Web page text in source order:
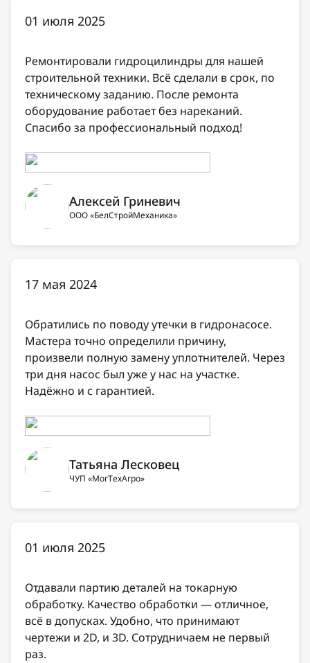
01 июля 2025
Ремонтировали гидроцилиндры для нашей
строительной техники. Всё сделали в срок, по
техническому заданию. После ремонта
оборудование работает без нареканий.
Спасибо за профессиональный подход!
Алексей Гриневич
ООО «БелСтройМеханика»
17 мая 2024
Обратились по поводу утечки в гидронасосе.
Мастера точно определили причину,
произвели полную замену уплотнителей. Через
три дня насос был уже у нас на участке.
Надёжно и с гарантией.
Татьяна Лесковец
ЧУП «МогТехАгро»
01 июля 2025
Отдавали партию деталей на токарную
обработку. Качество обработки — отличное,
всё в допусках. Удобно, что принимают
чертежи и 2D, и 3D. Сотрудничаем не первый
раз.